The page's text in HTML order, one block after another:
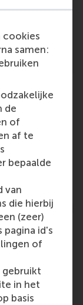
cookies
samen:
de
of
af te
bepaalde
van
die hierbij
(zeer)
pagina id's
of
in het
basis
transforming-
(Online)